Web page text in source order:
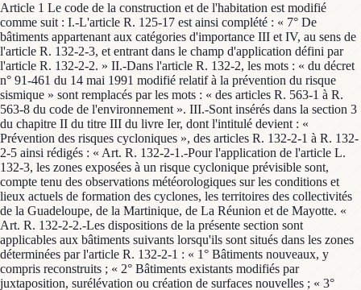
Article 1 Le code de la construction et de l'habitation est modifié
comme suit : I.-L'article R. 125-17 est ainsi complété : « 7° De
bâtiments appartenant aux catégories d'importance III et IV, au sens de
l'article R. 132-2-3, et entrant dans le champ d'application défini par
l'article R. 132-2-2. » II.-Dans l'article R. 132-2, les mots : « du décret
n° 91-461 du 14 mai 1991 modifié relatif à la prévention du risque
sismique » sont remplacés par les mots : « des articles R. 563-1 à R.
563-8 du code de l'environnement ». III.-Sont insérés dans la section 3
du chapitre II du titre III du livre Ier, dont l'intitulé devient : «
Prévention des risques cycloniques », des articles R. 132-2-1 à R. 132-
2-5 ainsi rédigés : « Art. R. 132-2-1.-Pour l'application de l'article L.
132-3, les zones exposées à un risque cyclonique prévisible sont,
compte tenu des observations météorologiques sur les conditions et
lieux actuels de formation des cyclones, les territoires des collectivités
de la Guadeloupe, de la Martinique, de La Réunion et de Mayotte. «
Art. R. 132-2-2.-Les dispositions de la présente section sont
applicables aux bâtiments suivants lorsqu'ils sont situés dans les zones
déterminées par l'article R. 132-2-1 : « 1° Bâtiments nouveaux, y
compris reconstruits ; « 2° Bâtiments existants modifiés par
juxtaposition, surélévation ou création de surfaces nouvelles ; « 3°